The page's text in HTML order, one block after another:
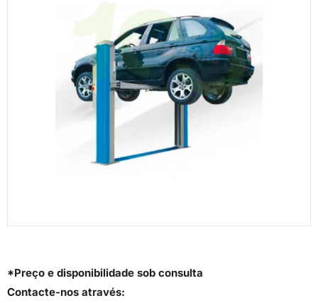
*Preço e disponibilidade sob consulta
Contacte-nos através: